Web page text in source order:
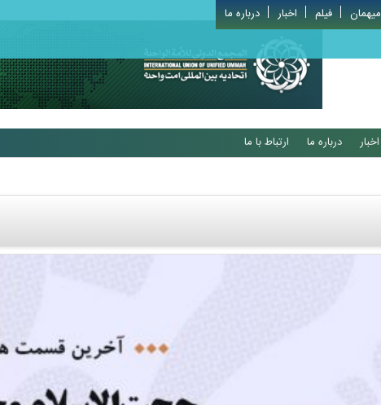
اخبار درباره ما ارتباط با ما
میهمان فیلم اخبار
درباره ما